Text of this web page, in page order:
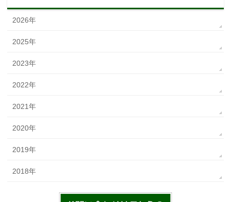
2026年
2025年
2023年
2022年
2021年
2020年
2019年
2018年